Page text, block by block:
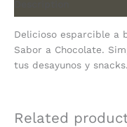
Delicioso esparcible a
Sabor a Chocolate.
tus desayunos y snacks.
Related